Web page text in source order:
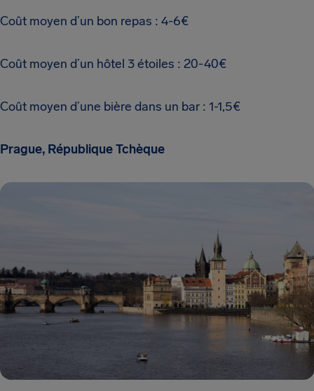
Coût moyen d’un bon repas : 4-6€
Coût moyen d’un hôtel 3 étoiles : 20-40€
Coût moyen d’une bière dans un bar : 1-1,5€
Prague, République Tchèque